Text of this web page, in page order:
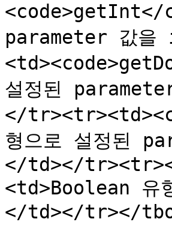
<code>getInt</
parameter 값
설정된
</
형으로 설정된
</td></
<td>Boolean 유
</td></tr></